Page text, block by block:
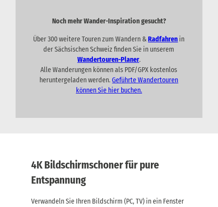
Noch mehr Wander-Inspiration gesucht?
Über 300 weitere Touren zum Wandern &Radfahren in
der Sächsischen Schweiz finden Sie in unserem
Wandertouren-Planer.
Alle Wanderungen können als PDF/GPX kostenlos
heruntergeladen werden.Geführte Wandertouren
können Sie hier buchen.
4K Bildschirmschoner für pure
Entspannung
Verwandeln Sie Ihren Bildschirm (PC, TV) in ein Fenster